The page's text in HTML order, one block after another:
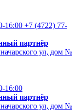
16:00 +7 (4722) 77-
партнёр
ул, дом №
16:00
партнёр
ул, дом №